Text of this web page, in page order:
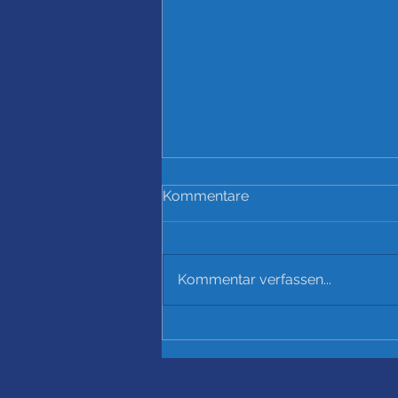
Kommentare
Kommentar verfassen...